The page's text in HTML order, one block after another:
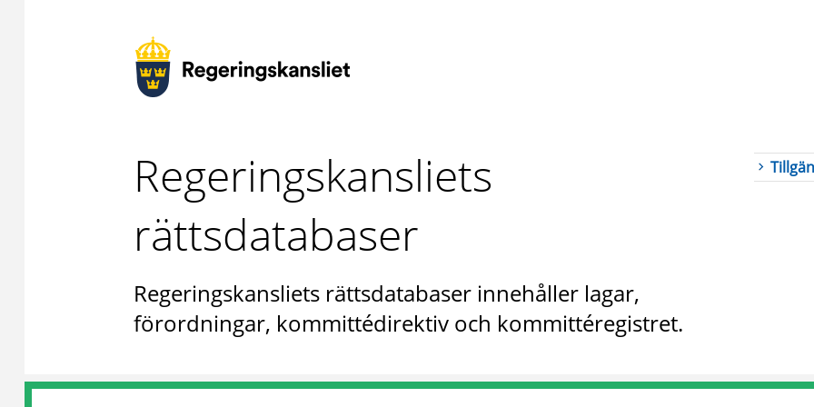
Regeringskansliets
rättsdatabaser
Regeringskansliets rättsdatabaser innehåller lagar,
förordningar, kommittédirektiv och kommittéregistret.